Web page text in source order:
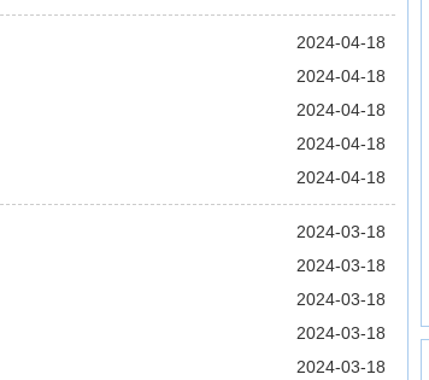
2024-04-18
2024-04-18
2024-04-18
2024-04-18
2024-04-18
2024-03-18
2024-03-18
2024-03-18
2024-03-18
2024-03-18